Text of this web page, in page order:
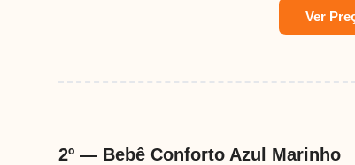
Ver
2º — Bebê Conforto Azul Marinho